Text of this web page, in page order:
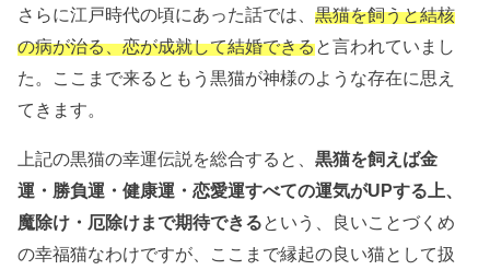
さらに江戸時代の頃にあった話では、黒猫を飼うと結核
の病が治る、恋が成就して結婚できると言われていまし
た。ここまで来るともう黒猫が神様のような存在に思え
てきます。
上記の黒猫の幸運伝説を総合すると、黒猫を飼えば金
運・勝負運・健康運・恋愛運すべての運気がUPする上、
魔除け・厄除けまで期待できるという、良いことづくめ
の幸福猫なわけですが、ここまで縁起の良い猫として扱